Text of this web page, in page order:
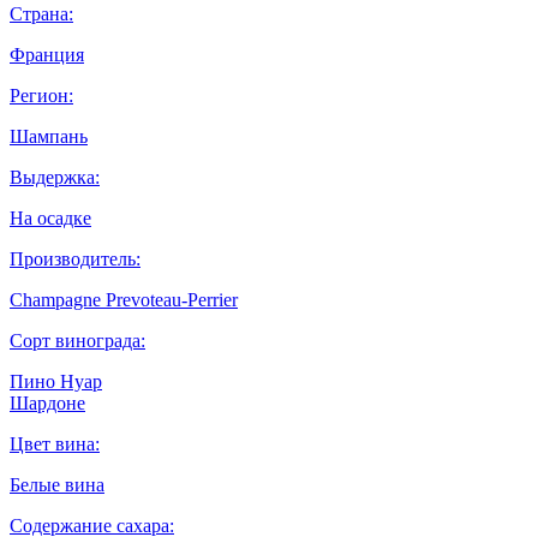
Страна:
Франция
Регион:
Шампань
Выдержка:
На осадке
Производитель:
Champagne Prevoteau-Perrier
Сорт винограда:
Пино Нуар
Шардоне
Цвет вина:
Белые вина
Содержание сахара: